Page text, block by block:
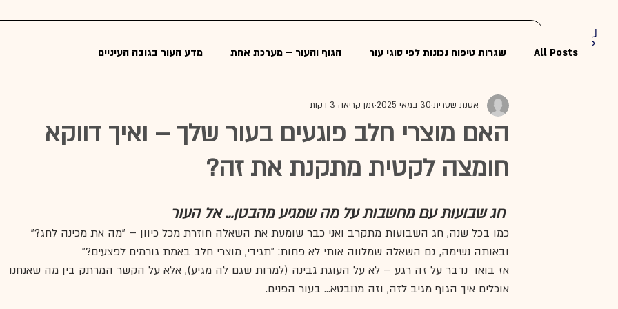
All Posts שגרות טיפוח נכונות לפי סוגי עור הגוף והעור – מערכת אחת מדע העור בגובה העיניים
קוסמטיקה טיפולית וקלינית 🔬 בעיות עור נפוצות
וובינר טיפוח העור וובינר בריאות הע טיפול בפיגמנטציה בפנים טיפול בעור מבוסס מדע
טיפולי אנטי אייג'ינג לנשים סטרס ועור – איך לחץ משפיע על עור רג
האם מוצרי חלב פוגעים בעור שלך – ואיך דווקא
חומצה לקטית מתקנת את זה?
אסנת שטרית 30 במאי 2025 זמן קריאה 3 דקות
חג שבועות עם מחשבות על מה שמגיע מהבטן... אל העור
כמו בכל שנה, חג השבועות מתקרב ואני כבר שומעת את השאלה חוזרת מכל כיוון – "מה את מכינה לחג?"
ובאותה נשימה, גם השאלה שמלווה אותי לא פחות: "תגידי, מוצרי חלב באמת גורמים לפצעים?"
אז בואו  נדבר על זה רגע – לא על העוגת גבינה (למרות שגם לה מגיע), אלא על הקשר המרתק בין מה שאנחנו
אוכלים איך הגוף מגיב לזה, וזה מתבטא... בעור הפנים.